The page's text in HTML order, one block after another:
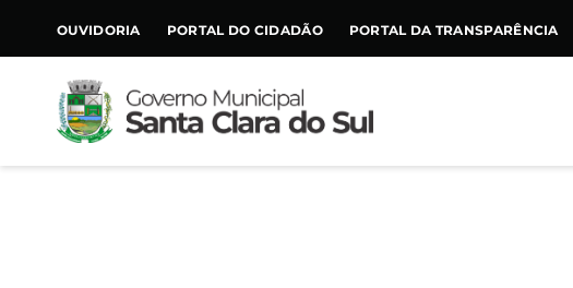
CONTEÚDO
OUVIDORIA PORTAL DO CIDADÃO PORTAL DA TRANSPARÊNCIA